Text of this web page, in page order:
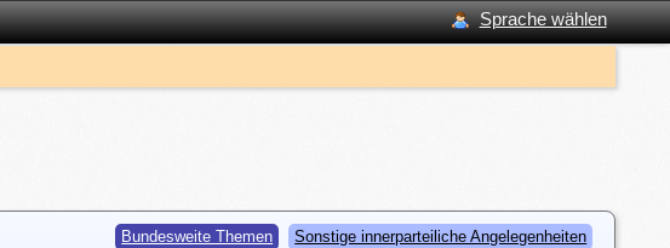
Sprache wählen
Bundesweite Themen Sonstige innerparteiliche Angelegenheiten